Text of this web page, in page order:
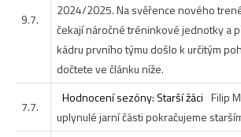
9.7.
2024/2025. Na svěřence nového
čekají náročné tréninkové jednotky a
kádru prvního týmu došlo k určitým
dočtete ve článku níže.
7.7.
Hodnocení sezóny: Starší žáci Filip
uplynulé jarní části pokračujeme